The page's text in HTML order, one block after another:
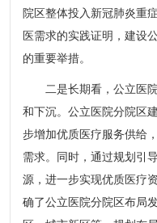
院区整体投入新冠肺炎重
医需求的实践证明，建设
的重要举措。
二是长期看，公立医院
和下沉。公立医院分院区
步增加优质医疗服务供给
需求。同时，通过规划引
源，进一步实现优质医疗
确了公立医院分院区布局